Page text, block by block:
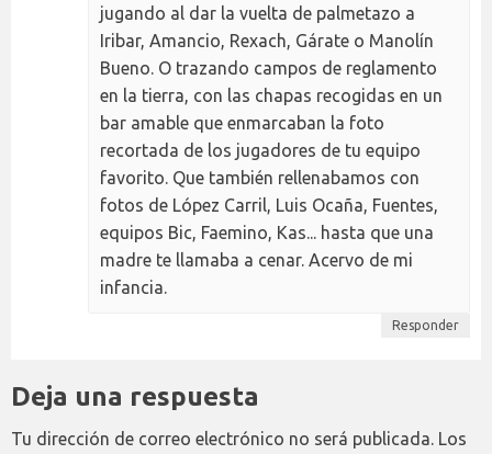
jugando al dar la vuelta de palmetazo a
Iribar, Amancio, Rexach, Gárate o Manolín
Bueno. O trazando campos de reglamento
en la tierra, con las chapas recogidas en un
bar amable que enmarcaban la foto
recortada de los jugadores de tu equipo
favorito. Que también rellenabamos con
fotos de López Carril, Luis Ocaña, Fuentes,
equipos Bic, Faemino, Kas... hasta que una
madre te llamaba a cenar. Acervo de mi
infancia.
Responder
Deja una respuesta
Tu dirección de correo electrónico no será publicada. Los